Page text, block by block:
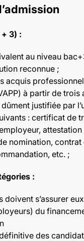
3) :
au niveau
reconnue ;
acquis
à partir de trois
justifiée par
: certificat de
attestation
nomination, contrat
etc. ;
:
doivent s’assurer
du
des